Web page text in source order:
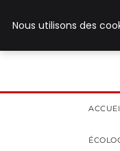
Nous utilisons des